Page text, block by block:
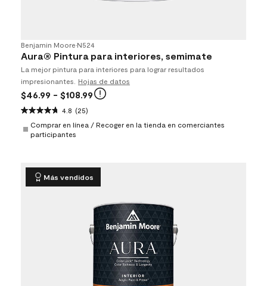
Benjamin Moore•N524
Aura® Pintura para interiores, semimate
La mejor pintura para interiores para lograr resultados
impresionantes.
Hojas de datos
$46.99 - $108.99
4.8 (25)
Comprar en línea / Recoger en la tienda en comerciantes
participantes
Más vendidos